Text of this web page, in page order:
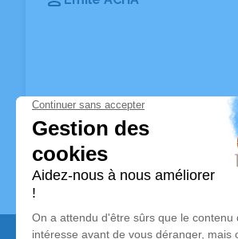
Vous ne trouvez pas l’avis
Pour affiner votre recherche,
Pour toute question relative au